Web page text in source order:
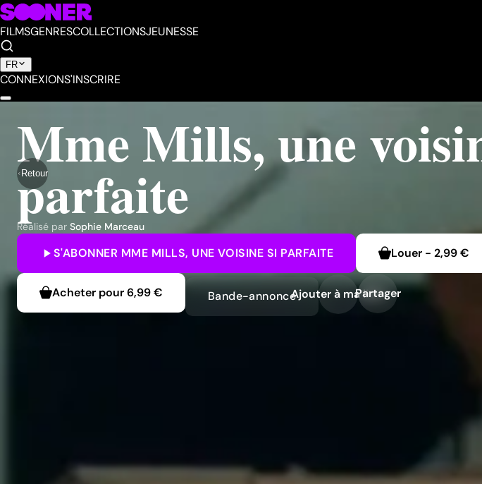
FILMSGENRESCOLLECTIONSJEUNESSE
FR
CONNEXIONS'INSCRIRE
Retour
Mme Mills, une
parfaite
Réalisé par Sophie Marceau
S'ABONNER MME MILLS, UNE VOISINE SI PARFAITE Louer - 2,99 €
Acheter pour6,99 € Bande-annonceAjouter à ma liste
Partager